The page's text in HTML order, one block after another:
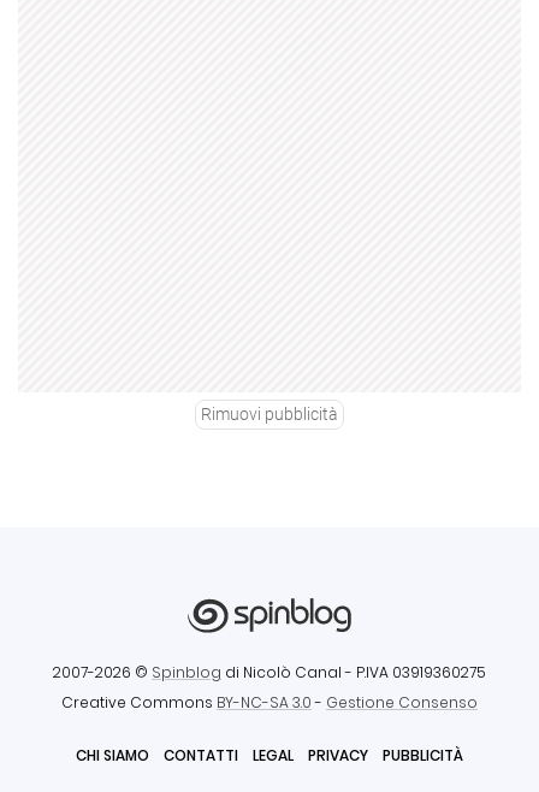
Rimuovi pubblicità
2007-2026 © Spinblog di Nicolò Canal - P.IVA 03919360275
Creative Commons BY-NC-SA 3.0- Gestione Consenso
CHI SIAMO CONTATTI LEGAL PRIVACY PUBBLICITÀ